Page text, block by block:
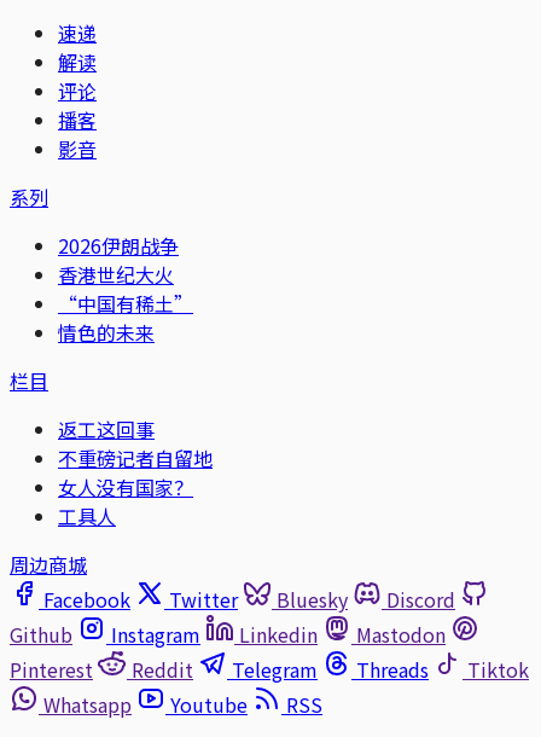
速递
解读
评论
播客
影音
系列
2026伊朗战争
香港世纪大火
“中国有稀土”
情色的未来
栏目
返工这回事
不重磅记者自留地
女人没有国家？
工具人
周边商城
Facebook
Twitter Bluesky
Discord
Github
Instagram Linkedin
Mastodon
Pinterest
Reddit Telegram Threads
Tiktok
Whatsapp
Youtube
RSS